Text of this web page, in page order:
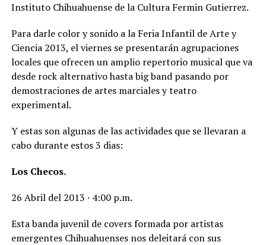
Instituto Chihuahuense de la Cultura Fermin Gutierrez.
Para darle color y sonido a la Feria Infantil de Arte y
Ciencia 2013, el viernes se presentarán agrupaciones
locales que ofrecen un amplio repertorio musical que va
desde rock alternativo hasta big band pasando por
demostraciones de artes marciales y teatro
experimental.
Y estas son algunas de las actividades que se llevaran a
cabo durante estos 3 dias:
Los Checos.
26 Abril del 2013 · 4:00 p.m.
Esta banda juvenil de covers formada por artistas
emergentes Chihuahuenses nos deleitará con sus